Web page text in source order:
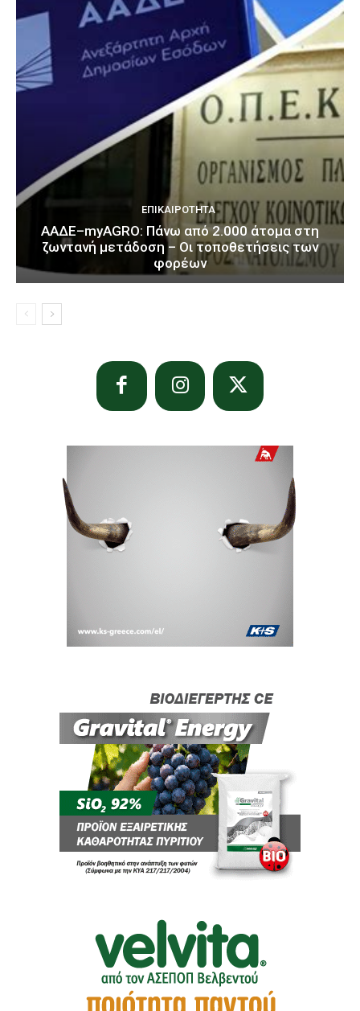
ΕΠΙΚΑΙΡΌΤΗΤΑ
ΑΑΔΕ–myAGRO: Πάνω από 2.000 άτομα στη
ζωντανή μετάδοση – Οι τοποθετήσεις των
φορέων